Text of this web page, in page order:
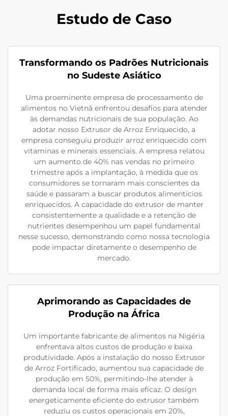
Estudo de Caso
Transformando os Padrões Nutricionais
no Sudeste Asiático
Uma proeminente empresa de processamento de
alimentos no Vietnã enfrentou desafios para atender
às demandas nutricionais de sua população. Ao
adotar nosso Extrusor de Arroz Enriquecido, a
empresa conseguiu produzir arroz enriquecido com
vitaminas e minerais essenciais. A empresa relatou
um aumento de 40% nas vendas no primeiro
trimestre após a implantação, à medida que os
consumidores se tornaram mais conscientes da
saúde e passaram a buscar produtos alimentícios
enriquecidos. A capacidade do extrusor de manter
consistentemente a qualidade e a retenção de
nutrientes desempenhou um papel fundamental
nesse sucesso, demonstrando como nossa tecnologia
pode impactar diretamente o desempenho de
mercado.
Aprimorando as Capacidades de
Produção na África
Um importante fabricante de alimentos na Nigéria
enfrentava altos custos de produção e baixa
produtividade. Após a instalação do nosso Extrusor
de Arroz Fortificado, aumentou sua capacidade de
produção em 50%, permitindo-lhe atender à
demanda local de forma mais eficaz. O design
energeticamente eficiente do extrusor também
reduziu os custos operacionais em 20%,